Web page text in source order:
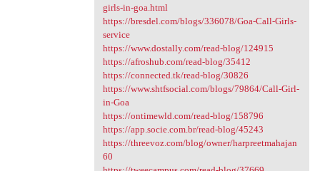
girls-in-goa.html
https://bresdel.com/blogs/336078/Goa-Call-Girls-
service
https://www.dostally.com/read-blog/124915
https://afroshub.com/read-blog/35412
https://connected.tk/read-blog/30826
https://www.shtfsocial.com/blogs/79864/Call-Girl-
in-Goa
https://ontimewld.com/read-blog/158796
https://app.socie.com.br/read-blog/45243
https://threevoz.com/blog/owner/harpreetmahajan
60